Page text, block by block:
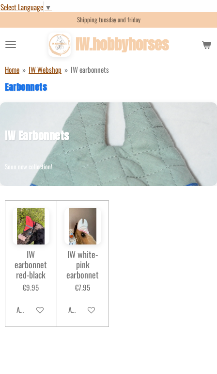
Select Language ▼
Skip
content
IW.hobbyhorses
Shipping tuesday and friday
Home » IW Webshop » IW earbonnets
Earbonnets
IW Earbonnets
Soon new collection!
IW
earbonnet
red-black
€9.95
Add to cart
IW white-
pink
earbonnet
€7.95
Add to cart